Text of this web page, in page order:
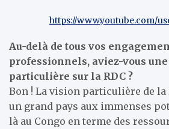
https://www.youtube.com/
Au-delà de tous vos
professionnels, aviez-vous
particulière sur la RDC ?
Bon ! La vision particulière de la
un grand pays aux immenses
là au Congo en terme des